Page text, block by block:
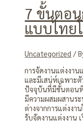
7 ขั้นตอน
แบบไทย
Uncategorized /
การจัดงานแต่งงา
และมีเสน่ห์เฉพาะ
ปัจจุบันที่มีขั้นตอนพิ
มีความผสมผสานร
ต่างจากการแต่งงา
รับจัดงานแต่งงาน